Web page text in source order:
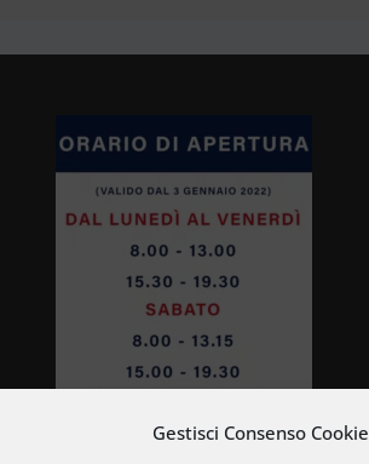
Gestisci Consenso Cookie